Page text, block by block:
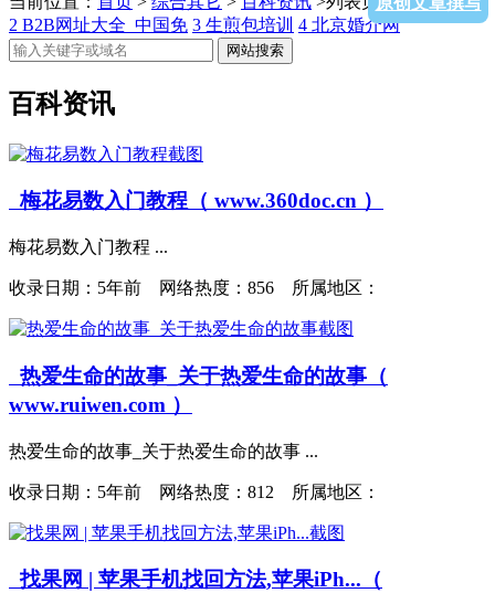
2 B2B网址大全_中国免 3 生煎包培训 4 北京婚介网
网站搜索
百科资讯
梅花易数入门教程（ www.360doc.cn ）
梅花易数入门教程 ...
收录日期： 5年前 网络热度：856 所属地区：
热爱生命的故事_关于热爱生命的故事（
www.ruiwen.com ）
热爱生命的故事_关于热爱生命的故事 ...
收录日期： 5年前 网络热度：812 所属地区：
找果网 | 苹果手机找回方法,苹果iPh...（